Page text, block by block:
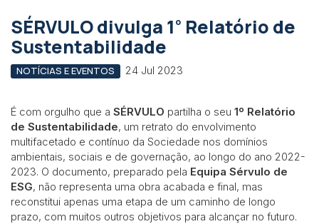
SÉRVULO divulga 1º Relatório de
Sustentabilidade
NOTÍCIAS E EVENTOS 24 Jul 2023
É com orgulho que a SÉRVULO partilha o seu 1º Relatório
de Sustentabilidade, um retrato do envolvimento
multifacetado e contínuo da Sociedade nos domínios
ambientais, sociais e de governação, ao longo do ano 2022-
2023. O documento, preparado pela Equipa Sérvulo de
ESG, não representa uma obra acabada e final, mas
reconstitui apenas uma etapa de um caminho de longo
prazo, com muitos outros objetivos para alcançar no futuro.